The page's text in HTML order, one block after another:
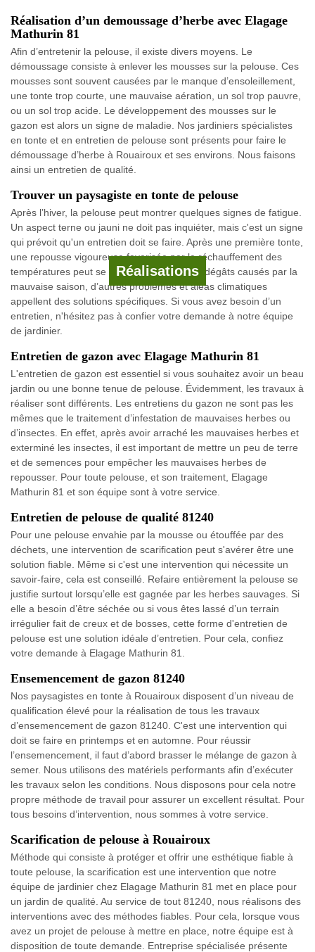
Réalisations
Réalisation d’un demoussage d’herbe avec Elagage
Mathurin 81
Afin d’entretenir la pelouse, il existe divers moyens. Le
démoussage consiste à enlever les mousses sur la pelouse. Ces
mousses sont souvent causées par le manque d’ensoleillement,
une tonte trop courte, une mauvaise aération, un sol trop pauvre,
ou un sol trop acide. Le développement des mousses sur le
gazon est alors un signe de maladie. Nos jardiniers spécialistes
en tonte et en entretien de pelouse sont présents pour faire le
démoussage d’herbe à Rouairoux et ses environs. Nous faisons
ainsi un entretien de qualité.
Trouver un paysagiste en tonte de pelouse
Après l’hiver, la pelouse peut montrer quelques signes de fatigue.
Un aspect terne ou jauni ne doit pas inquiéter, mais c'est un signe
qui prévoit qu'un entretien doit se faire. Après une première tonte,
une repousse vigoureuse favorisée par le réchauffement des
températures peut se manifester. Outre les dégâts causés par la
mauvaise saison, d’autres problèmes et aléas climatiques
appellent des solutions spécifiques. Si vous avez besoin d’un
entretien, n'hésitez pas à confier votre demande à notre équipe
de jardinier.
Entretien de gazon avec Elagage Mathurin 81
L'entretien de gazon est essentiel si vous souhaitez avoir un beau
jardin ou une bonne tenue de pelouse. Évidemment, les travaux à
réaliser sont différents. Les entretiens du gazon ne sont pas les
mêmes que le traitement d’infestation de mauvaises herbes ou
d’insectes. En effet, après avoir arraché les mauvaises herbes et
exterminé les insectes, il est important de mettre un peu de terre
et de semences pour empêcher les mauvaises herbes de
repousser. Pour toute pelouse, et son traitement, Elagage
Mathurin 81 et son équipe sont à votre service.
Entretien de pelouse de qualité 81240
Pour une pelouse envahie par la mousse ou étouffée par des
déchets, une intervention de scarification peut s'avérer être une
solution fiable. Même si c'est une intervention qui nécessite un
savoir-faire, cela est conseillé. Refaire entièrement la pelouse se
justifie surtout lorsqu’elle est gagnée par les herbes sauvages. Si
elle a besoin d’être séchée ou si vous êtes lassé d’un terrain
irrégulier fait de creux et de bosses, cette forme d'entretien de
pelouse est une solution idéale d’entretien. Pour cela, confiez
votre demande à Elagage Mathurin 81.
Ensemencement de gazon 81240
Nos paysagistes en tonte à Rouairoux disposent d’un niveau de
qualification élevé pour la réalisation de tous les travaux
d’ensemencement de gazon 81240. C'est une intervention qui
doit se faire en printemps et en automne. Pour réussir
l’ensemencement, il faut d’abord brasser le mélange de gazon à
semer. Nous utilisons des matériels performants afin d’exécuter
les travaux selon les conditions. Nous disposons pour cela notre
propre méthode de travail pour assurer un excellent résultat. Pour
tous besoins d’intervention, nous sommes à votre service.
Scarification de pelouse à Rouairoux
Méthode qui consiste à protéger et offrir une esthétique fiable à
toute pelouse, la scarification est une intervention que notre
équipe de jardinier chez Elagage Mathurin 81 met en place pour
un jardin de qualité. Au service de tout 81240, nous réalisons des
interventions avec des méthodes fiables. Pour cela, lorsque vous
avez un projet de pelouse à mettre en place, notre équipe est à
disposition de toute demande. Entreprise spécialisée présente